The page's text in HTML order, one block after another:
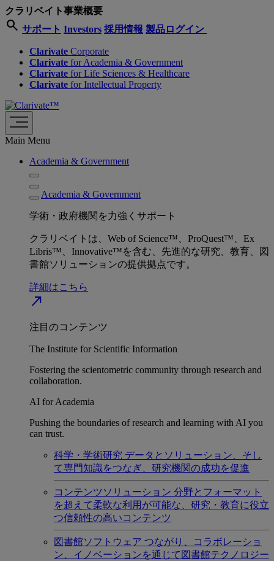
クラリベイト事業概要
search サポート Investors 採用情報 製品ログイン
Clarivate Corporate
Clarivate for Academia & Government
Clarivate for Life Sciences & Healthcare
Clarivate for Intellectual Property
Main Menu
Academia & Government
Academia & Government
学術・政府機関を力強くサポート
クラリベイトは、Web of Science™、ProQuest™、Ex
Libris™、Innovative™を含む、先進的な研究、教育、図
書館ソリューションの提供拠点です。
詳細はこちら
north_east
注目のコンテンツ
The Institute for Scientific Information
Fostering the scientometric community through research and
collaboration.
AI for Academia
Pushing the boundaries of research and learning with AI you
can trust.
科学・学術研究 データとソリューション、そし
て専門知識をつなぎ、研究機関の成功を促進
コンテンツソリューション 分野とフォーマット
を超えて柔軟な利用が可能な、研究・教育に役立
つ信頼性の高いコンテンツ
図書館ソフトウェア つながり、コラボレーショ
ン、イノベーションを通じて図書館テクノロジー